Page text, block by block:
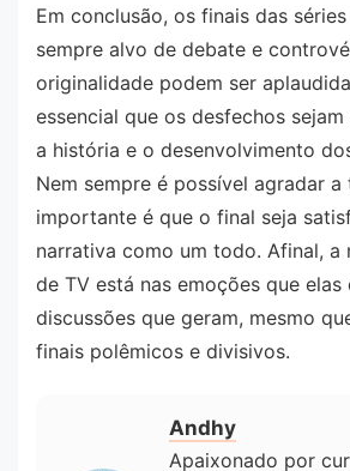
Em conclusão, os finais das
sempre alvo de debate e
originalidade podem ser
essencial que os desfechos
a história e o desenvolvimento
Nem sempre é possível agradar a
importante é que o final seja
narrativa como um todo. Afinal, a
de TV está nas emoções que
discussões que geram, mesmo
finais polêmicos e divisivos.
Andhy
Apaixonado por